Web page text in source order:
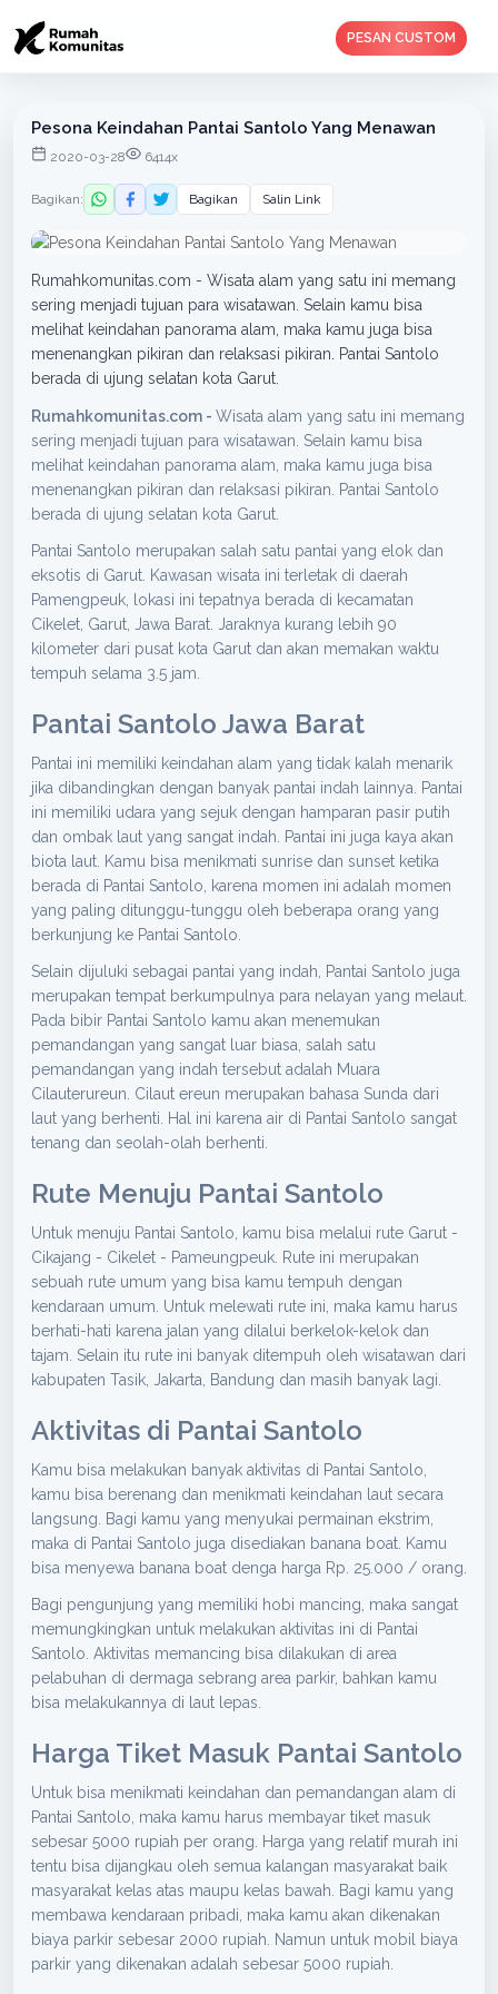
PESAN CUSTOM
Pesona Keindahan Pantai Santolo Yang Menawan
2020-03-28 6414x
Bagikan: Bagikan Salin Link
Rumahkomunitas.com - Wisata alam yang satu ini memang
sering menjadi tujuan para wisatawan. Selain kamu bisa
melihat keindahan panorama alam, maka kamu juga bisa
menenangkan pikiran dan relaksasi pikiran. Pantai Santolo
berada di ujung selatan kota Garut.
Rumahkomunitas.com - Wisata alam yang satu ini memang
sering menjadi tujuan para wisatawan. Selain kamu bisa
melihat keindahan panorama alam, maka kamu juga bisa
menenangkan pikiran dan relaksasi pikiran. Pantai Santolo
berada di ujung selatan kota Garut.
Pantai Santolo merupakan salah satu pantai yang elok dan
eksotis di Garut. Kawasan wisata ini terletak di daerah
Pamengpeuk, lokasi ini tepatnya berada di kecamatan
Cikelet, Garut, Jawa Barat. Jaraknya kurang lebih 90
kilometer dari pusat kota Garut dan akan memakan waktu
tempuh selama 3.5 jam.
Pantai Santolo Jawa Barat
Pantai ini memiliki keindahan alam yang tidak kalah menarik
jika dibandingkan dengan banyak pantai indah lainnya. Pantai
ini memiliki udara yang sejuk dengan hamparan pasir putih
dan ombak laut yang sangat indah. Pantai ini juga kaya akan
biota laut. Kamu bisa menikmati sunrise dan sunset ketika
berada di Pantai Santolo, karena momen ini adalah momen
yang paling ditunggu-tunggu oleh beberapa orang yang
berkunjung ke Pantai Santolo.
Selain dijuluki sebagai pantai yang indah, Pantai Santolo juga
merupakan tempat berkumpulnya para nelayan yang melaut.
Pada bibir Pantai Santolo kamu akan menemukan
pemandangan yang sangat luar biasa, salah satu
pemandangan yang indah tersebut adalah Muara
Cilauterureun. Cilaut ereun merupakan bahasa Sunda dari
laut yang berhenti. Hal ini karena air di Pantai Santolo sangat
tenang dan seolah-olah berhenti.
Rute Menuju Pantai Santolo
Untuk menuju Pantai Santolo, kamu bisa melalui rute Garut -
Cikajang - Cikelet - Pameungpeuk. Rute ini merupakan
sebuah rute umum yang bisa kamu tempuh dengan
kendaraan umum. Untuk melewati rute ini, maka kamu harus
berhati-hati karena jalan yang dilalui berkelok-kelok dan
tajam. Selain itu rute ini banyak ditempuh oleh wisatawan dari
kabupaten Tasik, Jakarta, Bandung dan masih banyak lagi.
Aktivitas di Pantai Santolo
Kamu bisa melakukan banyak aktivitas di Pantai Santolo,
kamu bisa berenang dan menikmati keindahan laut secara
langsung. Bagi kamu yang menyukai permainan ekstrim,
maka di Pantai Santolo juga disediakan banana boat. Kamu
bisa menyewa banana boat denga harga Rp. 25.000 / orang.
Bagi pengunjung yang memiliki hobi mancing, maka sangat
memungkingkan untuk melakukan aktivitas ini di Pantai
Santolo. Aktivitas memancing bisa dilakukan di area
pelabuhan di dermaga sebrang area parkir, bahkan kamu
bisa melakukannya di laut lepas.
Harga Tiket Masuk Pantai Santolo
Untuk bisa menikmati keindahan dan pemandangan alam di
Pantai Santolo, maka kamu harus membayar tiket masuk
sebesar 5000 rupiah per orang. Harga yang relatif murah ini
tentu bisa dijangkau oleh semua kalangan masyarakat baik
masyarakat kelas atas maupu kelas bawah. Bagi kamu yang
membawa kendaraan pribadi, maka kamu akan dikenakan
biaya parkir sebesar 2000 rupiah. Namun untuk mobil biaya
parkir yang dikenakan adalah sebesar 5000 rupiah.